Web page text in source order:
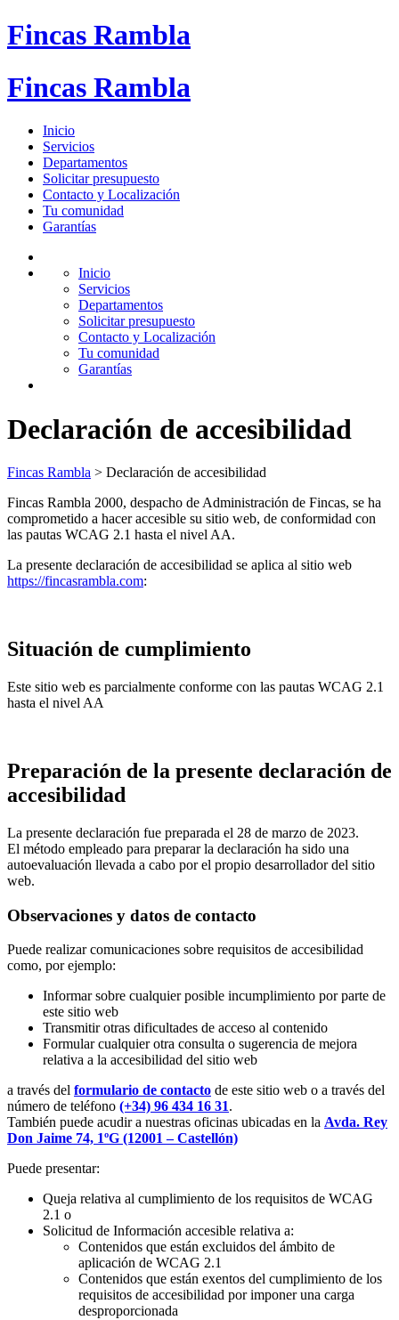
Fincas Rambla
Fincas Rambla
Inicio
Servicios
Departamentos
Solicitar presupuesto
Contacto y Localización
Tu comunidad
Garantías
Inicio
Servicios
Departamentos
Solicitar presupuesto
Contacto y Localización
Tu comunidad
Garantías
Declaración de accesibilidad
Fincas Rambla > Declaración de accesibilidad
Fincas Rambla 2000, despacho de Administración de Fincas, se ha
comprometido a hacer accesible su sitio web, de conformidad con
las pautas WCAG 2.1 hasta el nivel AA.
La presente declaración de accesibilidad se aplica al sitio web
https://fincasrambla.com:
Situación de cumplimiento
Este sitio web es parcialmente conforme con las pautas WCAG 2.1
hasta el nivel AA
Preparación de la presente declaración de
accesibilidad
La presente declaración fue preparada el 28 de marzo de 2023.
El método empleado para preparar la declaración ha sido una
autoevaluación llevada a cabo por el propio desarrollador del sitio
web.
Observaciones y datos de contacto
Puede realizar comunicaciones sobre requisitos de accesibilidad
como, por ejemplo:
Informar sobre cualquier posible incumplimiento por parte de
este sitio web
Transmitir otras dificultades de acceso al contenido
Formular cualquier otra consulta o sugerencia de mejora
relativa a la accesibilidad del sitio web
a través del formulario de contacto de este sitio web o a través del
número de teléfono (+34) 96 434 16 31.
También puede acudir a nuestras oficinas ubicadas en la Avda. Rey
Don Jaime 74, 1ºG (12001 – Castellón)
Puede presentar:
Queja relativa al cumplimiento de los requisitos de WCAG
2.1 o
Solicitud de Información accesible relativa a:
Contenidos que están excluidos del ámbito de
aplicación de WCAG 2.1
Contenidos que están exentos del cumplimiento de los
requisitos de accesibilidad por imponer una carga
desproporcionada